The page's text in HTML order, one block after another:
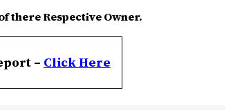
there Respective Owner.
– ClickHere